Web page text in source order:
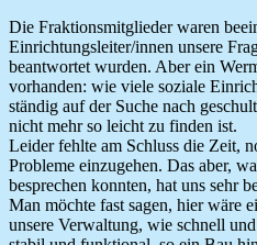
Die Fraktionsmitglieder waren
Einrichtungsleiter/innen unsere
beantwortet wurden. Aber ein
vorhanden: wie viele soziale
ständig auf der Suche nach
nicht mehr so leicht zu finden ist.
Leider fehlte am Schluss die Zeit,
Probleme einzugehen. Das aber,
besprechen konnten, hat uns sehr
Man möchte fast sagen, hier wäre
unsere Verwaltung, wie schnell